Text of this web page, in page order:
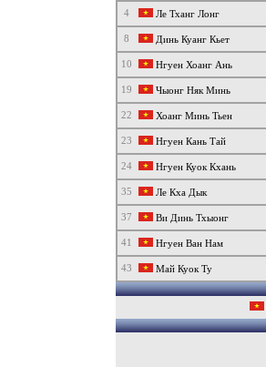
4 Ле Тханг Лонг
8 Динь Куанг Кьет
10 Нгуен Хоанг Ань
19 Чыонг Няк Минь
22 Хоанг Минь Тьен
23 Нгуен Кань Тай
24 Нгуен Куок Кхань
35 Ле Кха Дык
37 Ви Динь Тхыонг
41 Нгуен Ван Нам
43 Май Куок Ту